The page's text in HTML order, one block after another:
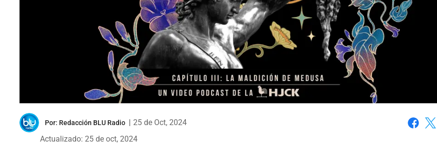
Por: Redacción BLU Radio
25 de Oct, 2024
Actualizado: 25 de oct, 2024